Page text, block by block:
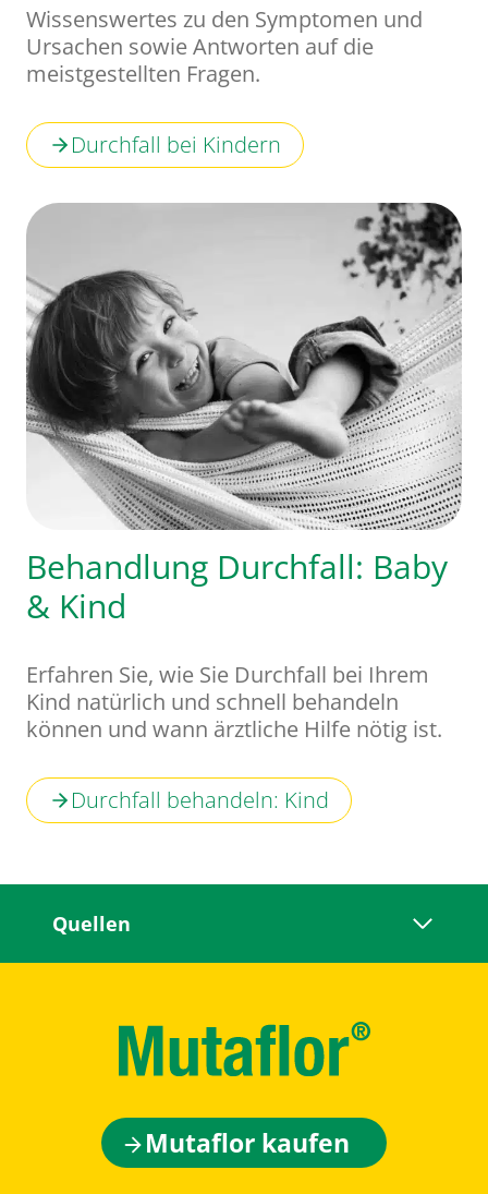
Wissenswertes zu den Symptomen und
Ursachen sowie Antworten auf die
meistgestellten Fragen.
Durchfall bei Kindern
Behandlung Durchfall: Baby
& Kind
Erfahren Sie, wie Sie Durchfall bei Ihrem
Kind natürlich und schnell behandeln
können und wann ärztliche Hilfe nötig ist.
Durchfall behandeln: Kind
Quellen
Mutaflor kaufen